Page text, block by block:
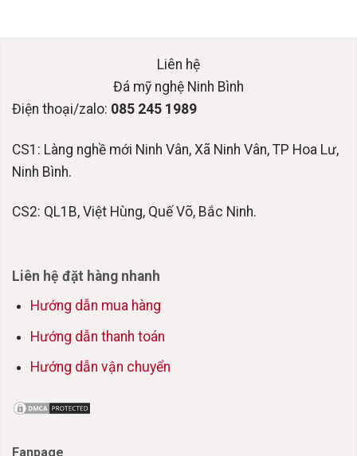
Liên hệ
Đá mỹ nghệ Ninh Bình
Điện thoại/zalo: 085 245 1989
CS1: Làng nghề mới Ninh Vân, Xã Ninh Vân, TP Hoa Lư,
Ninh Bình.
CS2: QL1B, Việt Hùng, Quế Võ, Bắc Ninh.
Liên hệ đặt hàng nhanh
Hướng dẫn mua hàng
Hướng dẫn thanh toán
Hướng dẫn vận chuyển
Fanpage